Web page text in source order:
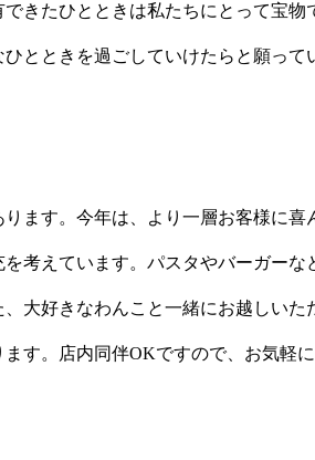
きたひとときは私たちにとって宝物
とときを過ごしていけたらと願って
ます。今年は、より一層お客様に喜
考えています。パスタやバーガーな
大好きなわんこと一緒にお越しいた
す。店内同伴OKですので、お気軽